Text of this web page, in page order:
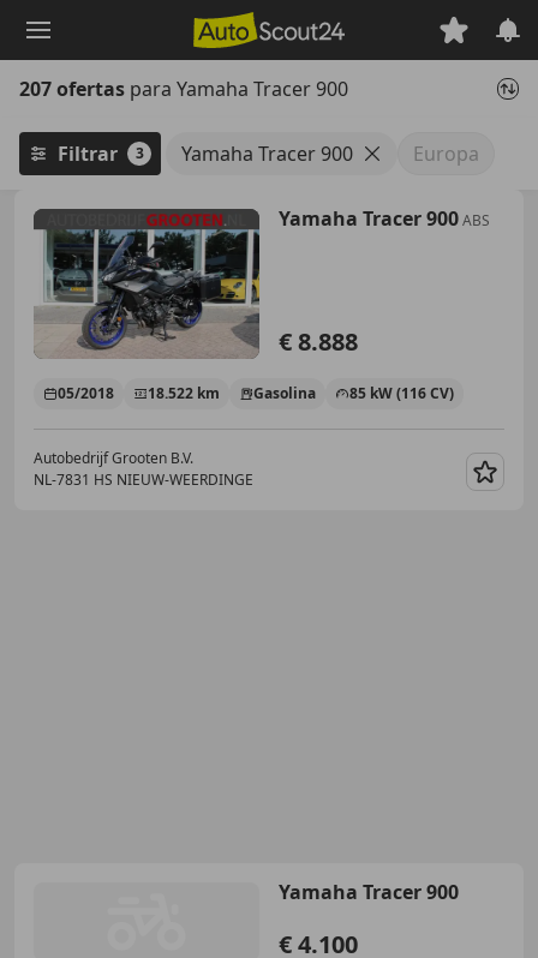
principal
207 ofertas para Yamaha Tracer 900
Filtrar 3 Yamaha Tracer 900 Europa
Yamaha Tracer 900ABS
€ 8.888
05/2018 18.522 km Gasolina 85 kW (116 CV)
Autobedrijf Grooten B.V.
NL-7831 HS NIEUW-WEERDINGE
Yamaha Tracer 900
€ 4.100